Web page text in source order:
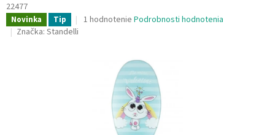
22477
Novinka Tip
Priemerné
hviezdičiek.
1 hodnotenie Podrobnosti hodnotenia
Značka: Standelli